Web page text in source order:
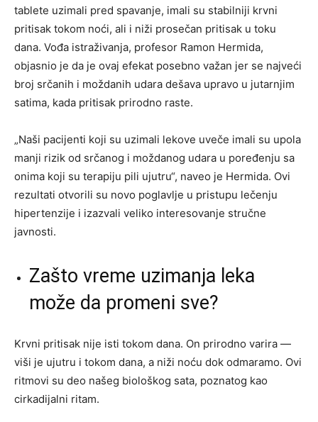
tablete uzimali pred spavanje, imali su stabilniji krvni
pritisak tokom noći, ali i niži prosečan pritisak u toku
dana. Vođa istraživanja, profesor Ramon Hermida,
objasnio je da je ovaj efekat posebno važan jer se najveći
broj srčanih i moždanih udara dešava upravo u jutarnjim
satima, kada pritisak prirodno raste.
„Naši pacijenti koji su uzimali lekove uveče imali su upola
manji rizik od srčanog i moždanog udara u poređenju sa
onima koji su terapiju pili ujutru“, naveo je Hermida. Ovi
rezultati otvorili su novo poglavlje u pristupu lečenju
hipertenzije i izazvali veliko interesovanje stručne
javnosti.
Zašto vreme uzimanja leka
može da promeni sve?
Krvni pritisak nije isti tokom dana. On prirodno varira —
viši je ujutru i tokom dana, a niži noću dok odmaramo. Ovi
ritmovi su deo našeg biološkog sata, poznatog kao
cirkadijalni ritam.